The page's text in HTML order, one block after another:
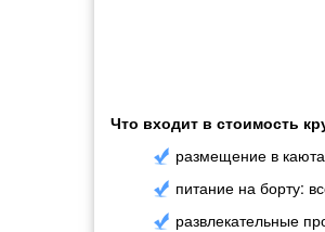
Что входит в стоимость
размещение в
питание на борту:
развлекательные